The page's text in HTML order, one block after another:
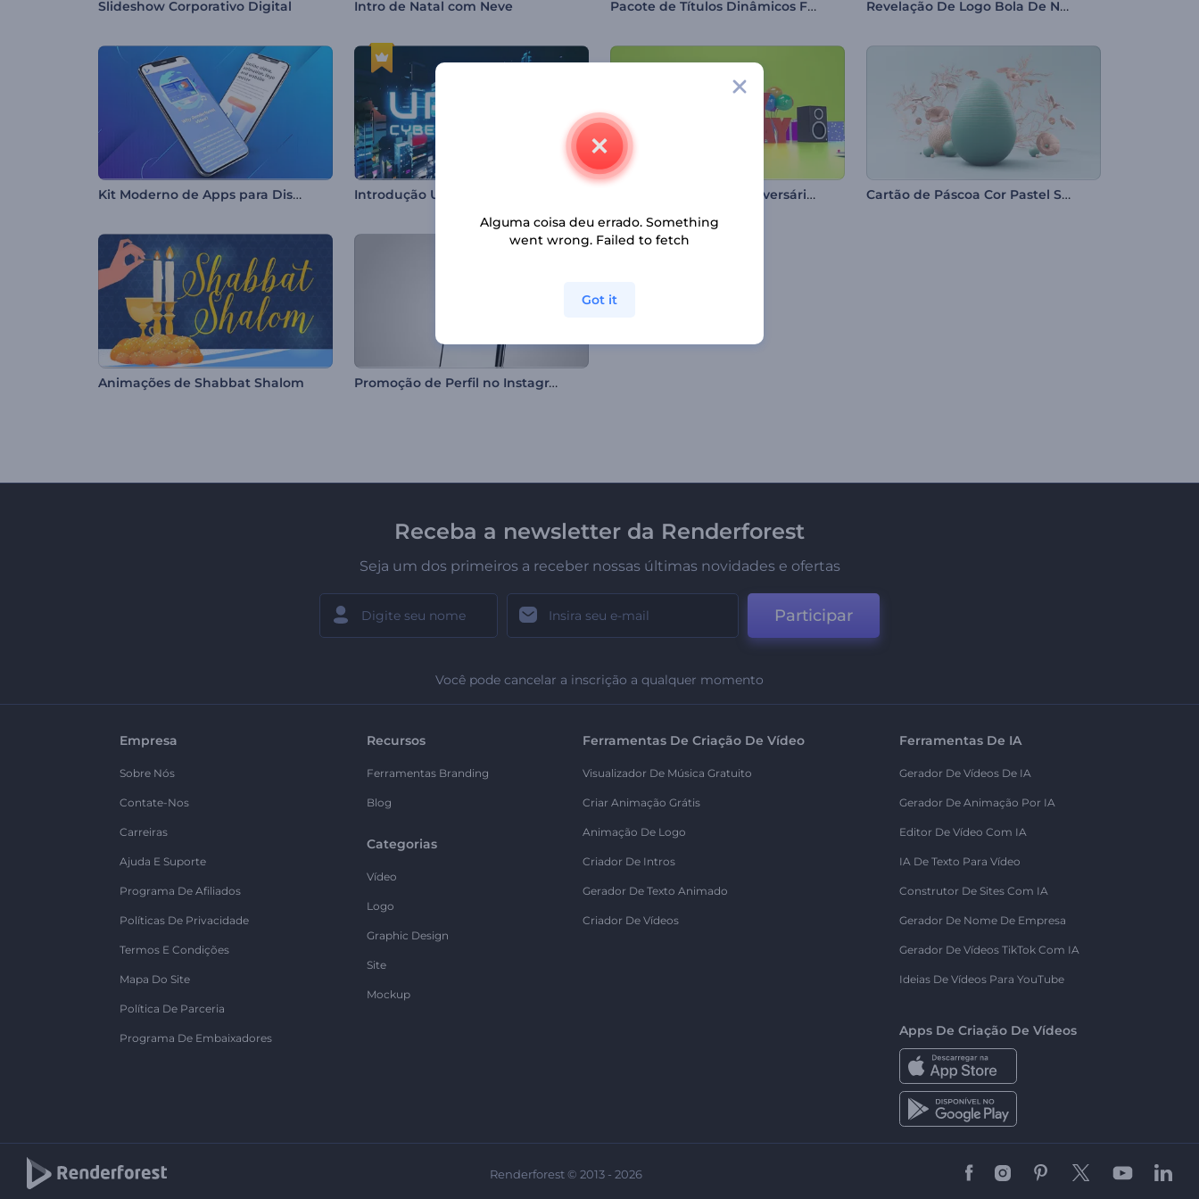
Slideshow Corporativo Digital Intro de Natal com Neve Pacote de Títulos Dinâmicos Fortes Revelação De Logo Bola De Neve
Kit Moderno de Apps para Dispositivos Móveis Introdução Urban Cyberpunk Cartão Animado de Aniversário 3D Cartão de Páscoa Cor Pastel Suave
Animações de Shabbat Shalom Promoção de Perfil no Instagram
Receba a newsletter da Renderforest
Seja um dos primeiros a receber nossas últimas novidades e ofertas
Participar
Você pode cancelar a inscrição a qualquer momento
Empresa
Sobre Nós
Contate-Nos
Carreiras
Ajuda E Suporte
Programa De Afiliados
Políticas De Privacidade
Termos E Condições
Mapa Do Site
Política De Parceria
Programa De Embaixadores
Recursos
Ferramentas Branding
Blog
Categorias
Vídeo
Logo
Graphic Design
Site
Mockup
Ferramentas De Criação De Vídeo
Visualizador De Música Gratuito
Criar Animação Grátis
Animação De Logo
Criador De Intros
Gerador De Texto Animado
Criador De Vídeos
Ferramentas De IA
Gerador De Vídeos De IA
Gerador De Animação Por IA
Editor De Vídeo Com IA
IA De Texto Para Vídeo
Construtor De Sites Com IA
Gerador De Nome De Empresa
Gerador De Vídeos TikTok Com IA
Ideias De Vídeos Para YouTube
Apps De Criação De Vídeos
Renderforest © 2013 - 2026
Alguma coisa deu errado. Something
went wrong. Failed to fetch
Got it